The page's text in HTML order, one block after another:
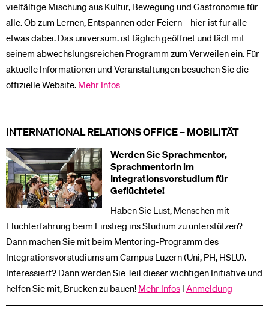
vielfältige Mischung aus Kultur, Bewegung und Gastronomie für
alle. Ob zum Lernen, Entspannen oder Feiern – hier ist für alle
etwas dabei. Das universum. ist täglich geöffnet und lädt mit
seinem abwechslungsreichen Programm zum Verweilen ein. Für
aktuelle Informationen und Veranstaltungen besuchen Sie die
offizielle Website. Mehr Infos
INTERNATIONAL RELATIONS OFFICE – MOBILITÄT
Werden Sie Sprachmentor,
Sprachmentorin im
Integrationsvorstudium für
Geflüchtete!
Haben Sie Lust, Menschen mit
Fluchterfahrung beim Einstieg ins Studium zu unterstützen?
Dann machen Sie mit beim Mentoring-Programm des
Integrationsvorstudiums am Campus Luzern (Uni, PH, HSLU).
Interessiert? Dann werden Sie Teil dieser wichtigen Initiative und
helfen Sie mit, Brücken zu bauen! Mehr Infos | Anmeldung